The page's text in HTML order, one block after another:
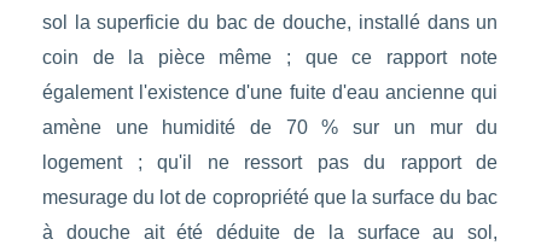
sol la superficie du bac de douche, installé dans un
coin de la pièce même ; que ce rapport note
également l'existence d'une fuite d'eau ancienne qui
amène une humidité de 70 % sur un mur du
logement ; qu'il ne ressort pas du rapport de
mesurage du lot de copropriété que la surface du bac
à douche ait été déduite de la surface au sol,